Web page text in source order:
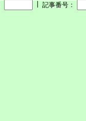
記事番号：